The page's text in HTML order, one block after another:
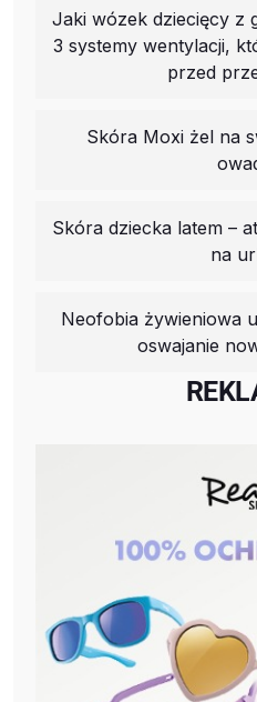
Jaki wózek dziecięcy z
3 systemy wentylacji,
przed
Skóra Moxi żel na
Skóra dziecka latem –
na
Neofobia żywieniowa
oswajanie